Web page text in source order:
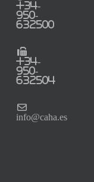
+34-
950-
632500
+34-
950-
632504
info@caha.es